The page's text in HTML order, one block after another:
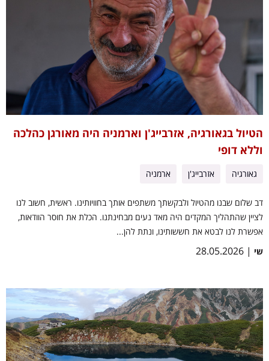
הטיול בגאורגיה, אזרבייג'ן וארמניה היה מאורגן כהלכה
וללא דופי
גאורגיה אזרבייג'ן ארמניה
דב שלום שבנו מהטיול ולבקשתך משתפים אותך בחוויותינו. ראשית, חשוב לנו
לציין שהתהליך המקדים היה מאד נעים מבחינתנו. הכלת את חוסר הוודאות,
אפשרת לנו לבטא את חששותינו, ונתת להן...
שי | 28.05.2026